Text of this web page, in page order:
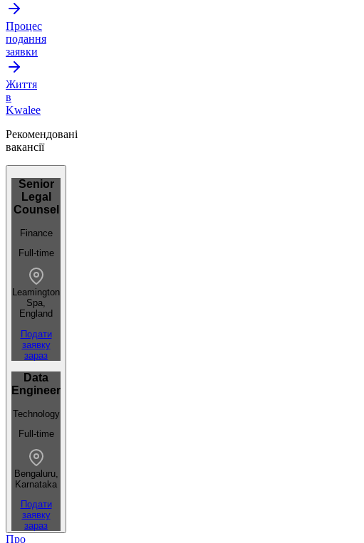
Процес
подання
заявки
Життя
в
Kwalee
Рекомендовані
вакансії
Senior
Legal
Counsel
Finance
Full-time
Leamington
Spa,
England
Подати
заявку
зараз
Data
Engineer
Technology
Full-time
Bengaluru,
Karnataka
Подати
заявку
зараз
Про